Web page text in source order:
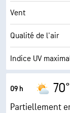
Vent
Qualité de l'air
Indice UV
Humidité
09 h 70°
Partiellement